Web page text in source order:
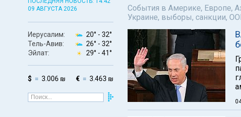
09 АВГУСТА 2026
Иерусалим: 20° - 32°
Тель-Авив:
26° - 32°
Эйлат:
29° - 41°
$ 3.006 ₪ € 3.463 ₪
События в Америке, Европе,
Украине, выборы, санкции,